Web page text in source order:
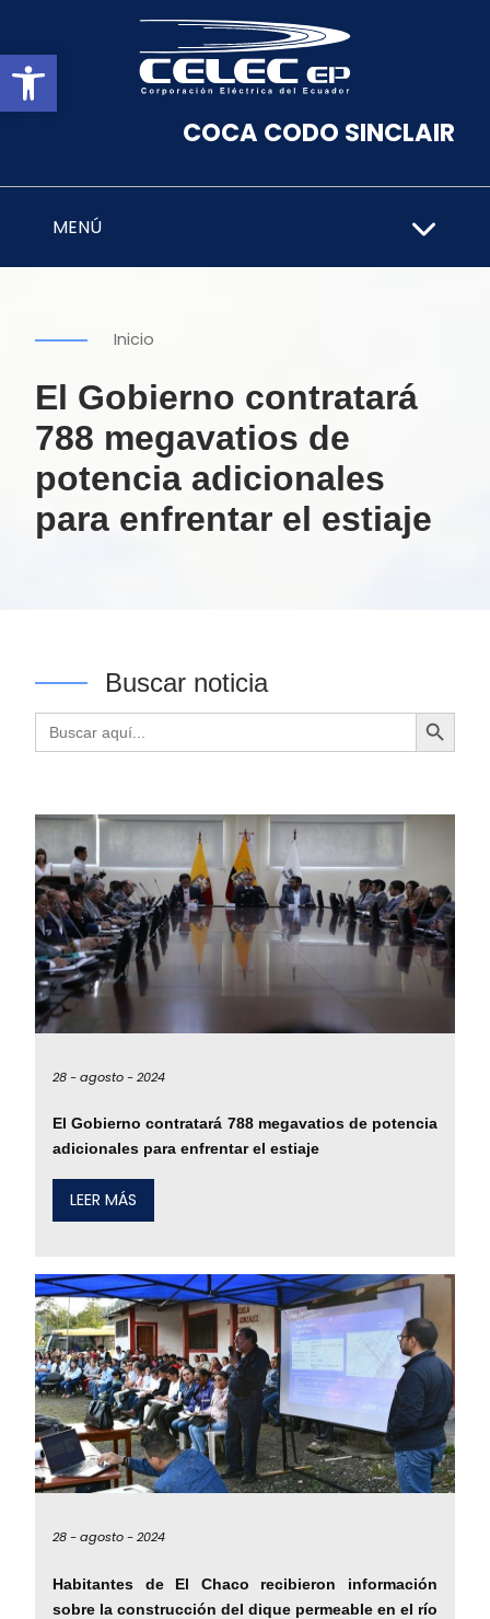
Abrir barra de herramientas
COCA CODO SINCLAIR
MENÚ
Inicio
El Gobierno contratará
788 megavatios de
potencia adicionales
para enfrentar el estiaje
Buscar noticia
Buscar: Botón de búsqueda
28 -agosto -2024
El Gobierno contratará 788 megavatios de potencia
adicionales para enfrentar el estiaje
LEER MÁS
28 -agosto -2024
Habitantes de El Chaco recibieron información
sobre la construcción del dique permeable en el río